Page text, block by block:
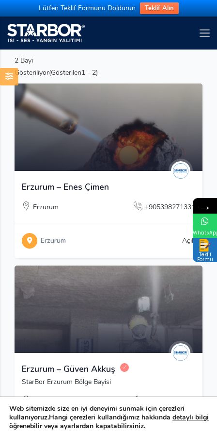
Lütfen Teklif Formunu Doldurun Teklif Alın
2 Bayi
Gösteriliyor(Gösterilen1 - 2)
Erzurum – Enes Çimen
Erzurum +905398271331
Erzurum Açık
Erzurum – Güven Akkuş
StarBor Erzurum Bölge Bayisi
Web sitemizde size en iyi deneyimi sunmak için çerezleri
kullanıyoruz.Hangi çerezleri kullandığımız hakkında detaylı bilgi
öğrenebilir veya ayarlardan kapatabilirsiniz.
→
Teklif
Formu